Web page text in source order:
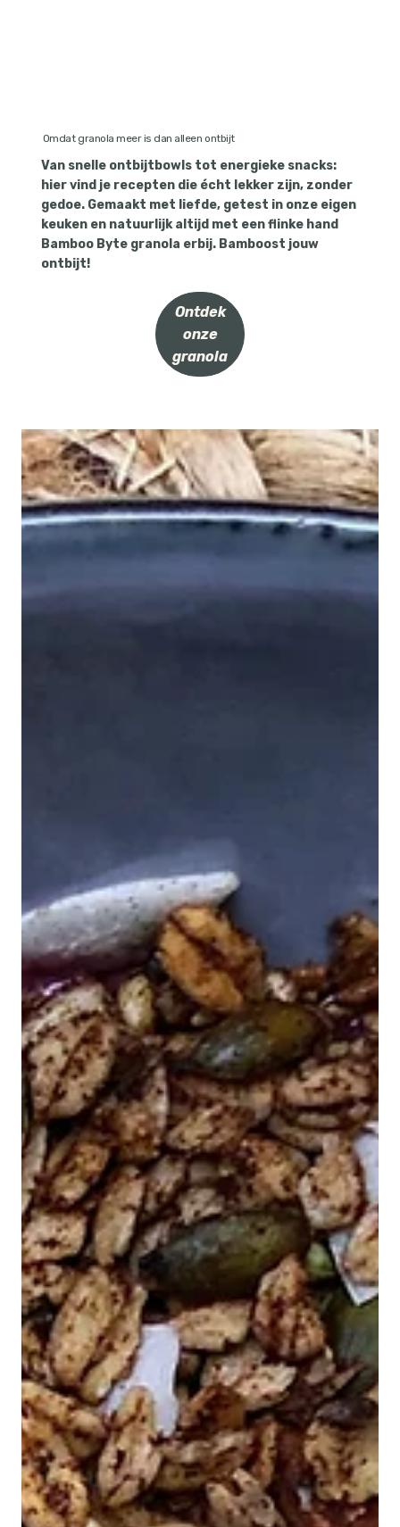
Omdat granola meer is dan alleen ontbijt
Van snelle ontbijtbowls tot energieke snacks:
hier vind je recepten die écht lekker zijn, zonder
gedoe. Gemaakt met liefde, getest in onze eigen
keuken en natuurlijk altijd met een flinke hand
Bamboo Byte granola erbij. Bamboost jouw
ontbijt!
Ontdek
onze
granola